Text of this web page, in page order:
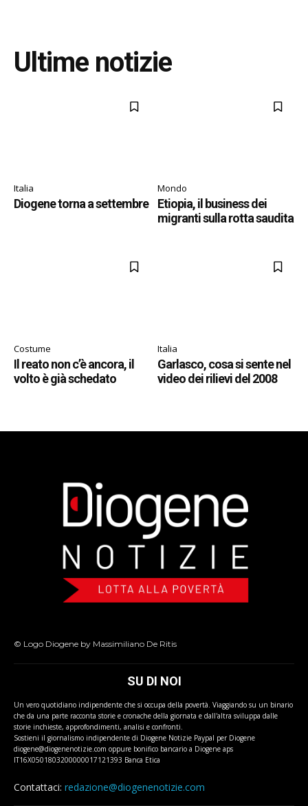
Ultime notizie
Italia
Diogene torna a settembre
Mondo
Etiopia, il business dei
migranti sulla rotta saudita
Costume
Il reato non c’è ancora, il
volto è già schedato
Italia
Garlasco, cosa si sente nel
video dei rilievi del 2008
© Logo Diogene by Massimiliano De Ritis
SU DI NOI
Un vero quotidiano indipendente che si occupa della povertà. Viaggiando su un binario
che da una parte racconta storie e cronache della giornata e dall'altra sviluppa dalle
storie inchieste, approfondimenti, analisi e confronti.
Sostieni il giornalismo indipendente di Diogene Notizie Paypal per Diogene
diogene@diogenenotizie.com oppure bonifico bancario a Diogene aps
IT16X0501803200000017121393 Banca Etica
Contattaci: redazione@diogenenotizie.com